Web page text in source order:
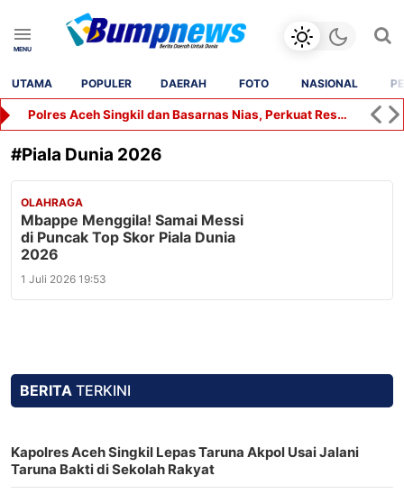
UTAMA POPULER DAERAH FOTO NASIONAL
Polres Aceh Singkil dan Basarnas Nias, Perkuat Respons Darurat di Wilayah Kepulauan
#Piala Dunia 2026
OLAHRAGA
Mbappe Menggila! Samai Messi
di Puncak Top Skor Piala Dunia
2026
1 Juli 2026 19:53
BERITA TERKINI
Kapolres Aceh Singkil Lepas Taruna Akpol Usai Jalani
Taruna Bakti di Sekolah Rakyat